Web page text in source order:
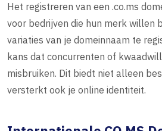
Het registreren van een .co.ms
voor bedrijven die hun merk willen
variaties van je domeinnaam te
kans dat concurrenten of
misbruiken. Dit biedt niet alleen
versterkt ook je online identiteit.